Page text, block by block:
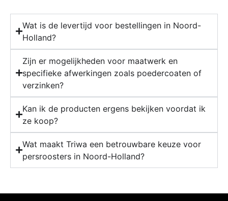
Wat is de levertijd voor bestellingen in Noord-
Holland?
Zijn er mogelijkheden voor maatwerk en
specifieke afwerkingen zoals poedercoaten of
verzinken?
Kan ik de producten ergens bekijken voordat ik
ze koop?
Wat maakt Triwa een betrouwbare keuze voor
persroosters in Noord-Holland?